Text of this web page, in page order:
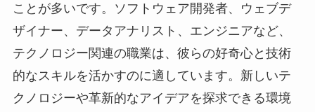
ことが多いです。ソフトウェア開発者、ウェブデ
ザイナー、データアナリスト、エンジニアなど、
テクノロジー関連の職業は、彼らの好奇心と技術
的なスキルを活かすのに適しています。新しいテ
クノロジーや革新的なアイデアを探求できる環境